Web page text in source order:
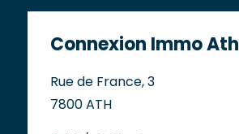
Connexion Immo Ath
Rue de France, 3
7800 ATH